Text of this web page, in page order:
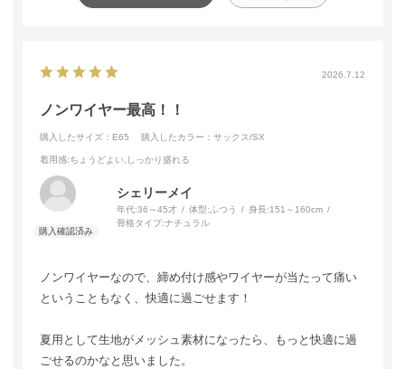
2026.7.12
ノンワイヤー最高！！
購入したサイズ：E65 購入したカラー：サックス/SX
着用感:ちょうどよい,しっかり盛れる
シェリーメイ
年代:36～45才 体型: ふつう 身長:151～160cm
骨格タイプ:ナチュラル
ノンワイヤーなので、締め付け感やワイヤーが当たって痛い
ということもなく、快適に過ごせます！
夏用として生地がメッシュ素材になったら、もっと快適に過
ごせるのかなと思いました。